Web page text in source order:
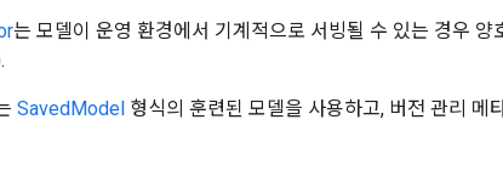
는 모델이 운영 환경에서 기계적으로 서빙될 수 있는 경우 양
SavedModel 형식의 훈련된 모델을 사용하고, 버전 관리